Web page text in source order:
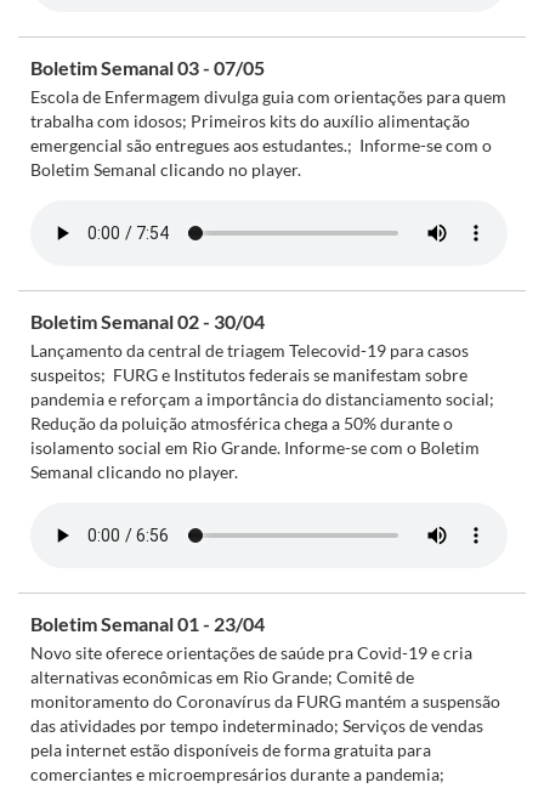
Boletim Semanal 03 - 07/05
Escola de Enfermagem divulga guia com orientações para quem
trabalha com idosos; Primeiros kits do auxílio alimentação
emergencial são entregues aos estudantes.; Informe-se com o
Boletim Semanal clicando no player.
Boletim Semanal 02 - 30/04
Lançamento da central de triagem Telecovid-19 para casos
suspeitos; FURG e Institutos federais se manifestam sobre
pandemia e reforçam a importância do distanciamento social;
Redução da poluição atmosférica chega a 50% durante o
isolamento social em Rio Grande. Informe-se com o Boletim
Semanal clicando no player.
Boletim Semanal 01 - 23/04
Novo site oferece orientações de saúde pra Covid-19 e cria
alternativas econômicas em Rio Grande; Comitê de
monitoramento do Coronavírus da FURG mantém a suspensão
das atividades por tempo indeterminado; Serviços de vendas
pela internet estão disponíveis de forma gratuita para
comerciantes e microempresários durante a pandemia;